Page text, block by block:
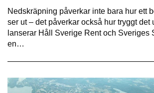
Nedskräpning påverkar inte bara hur ett
ser ut – det påverkar också hur tryggt det
lanserar Håll Sverige Rent och Sveriges
en…